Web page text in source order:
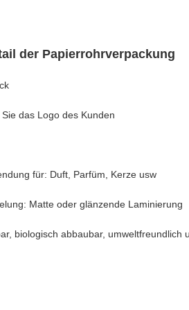
der Papierrohrverpackung
das Logo des Kunden
für: Duft, Parfüm, Kerze usw
Matte oder glänzende Laminierung
biologisch abbaubar, umweltfreundlich